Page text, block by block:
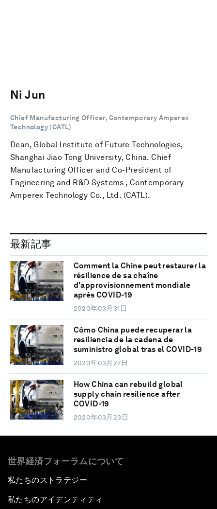
Ni Jun
Chief Manufacturing Officer, Contemporary Amperex
Technology (CATL)
Dean, Global Institute of Future Technologies,
Shanghai Jiao Tong University, China. Chief
Manufacturing Officer and Co-President of
Engineering and R&D Systems , Contemporary
Amperex Technology Co., Ltd. (CATL).
最新記事
Comment la Chine peut restaurer la
résilience de sa chaîne
d'approvisionnement mondiale
après COVID-19
2020年03月31日
Cómo China puede recuperar la
resiliencia de la cadena de
suministro global tras el COVID-19
2020年03月27日
How China can rebuild global
supply chain resilience after
COVID-19
2020年03月23日
世界経済フォーラムについて
私たちのストラテジー
私たちのアイデンティティ